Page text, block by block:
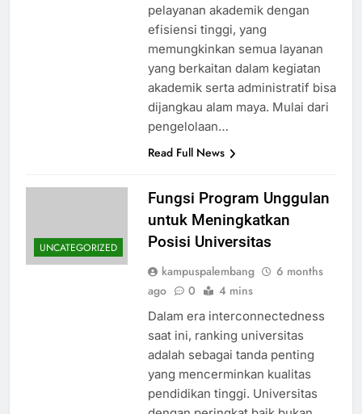
pelayanan akademik dengan
efisiensi tinggi, yang
memungkinkan semua layanan
yang berkaitan dalam kegiatan
akademik serta administratif bisa
dijangkau alam maya. Mulai dari
pengelolaan…
Read Full News
UNCATEGORIZED
Fungsi Program Unggulan
untuk Meningkatkan
Posisi Universitas
kampuspalembang
6 months
ago
0 4 mins
Dalam era interconnectedness
saat ini, ranking universitas
adalah sebagai tanda penting
yang mencerminkan kualitas
pendidikan tinggi. Universitas